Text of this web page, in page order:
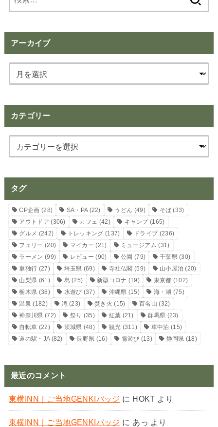
索:
アーカイブ
カテゴリー
タグ
CP企画 (28) SA・PA(22) うどん (49) そば (33)
アウトドア (306) カフェ (42) キャンプ(165)
グルメ (242) トレッキング (137) ドライブ (236)
フェリー (20) マイカー (21) ミュージアム (31)
ラーメン (99) レビュー (90) 公園 (79) 千葉県(30)
単独行 (27) 埼玉県 (69) 寺社仏閣 (59) 山小屋泊 (20)
山梨県 (61) 島 (25) 新型コロナ (19) 東京都 (102)
栃木県 (38) 水遊び (37) 沖縄県 (15) 海・湖 (75)
温泉 (182) 滝(23) 焚き火 (15) 百名山 (32)
神奈川県 (72) 祭り (35) 紅葉 (21) 群馬県 (23)
自転車 (22) 茨城県 (48) 観光 (311) 車中泊 (15)
道の駅・JA(82) 長野県 (16) 雪遊び (13) 静岡県 (18)
最近のコメント
東横INN｜ご当地GENKIバッジ に HOKT より
東横INN｜ご当地GENKIバッジ に あっ より